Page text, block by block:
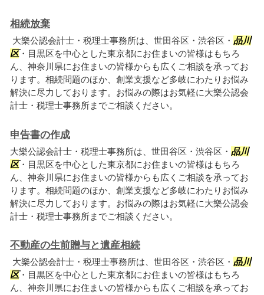
相続放棄
大樂公認会計士・税理士事務所は、世田谷区・渋谷区・ 品川
区・目黒区を中心とした東京都にお住まいの皆様はもちろ
ん、神奈川県にお住まいの皆様からも広くご相談を承ってお
ります。相続問題のほか、創業支援など多岐にわたりお悩み
解決に尽力しております。お悩みの際はお気軽に大樂公認会
計士・税理士事務所までご相談ください。
申告書の作成
大樂公認会計士・税理士事務所は、世田谷区・渋谷区・ 品川
区・目黒区を中心とした東京都にお住まいの皆様はもちろ
ん、神奈川県にお住まいの皆様からも広くご相談を承ってお
ります。相続問題のほか、創業支援など多岐にわたりお悩み
解決に尽力しております。お悩みの際はお気軽に大樂公認会
計士・税理士事務所までご相談ください。
不動産の生前贈与と遺産相続
大樂公認会計士・税理士事務所は、世田谷区・渋谷区・ 品川
区・目黒区を中心とした東京都にお住まいの皆様はもちろ
ん、神奈川県にお住まいの皆様からも広くご相談を承ってお